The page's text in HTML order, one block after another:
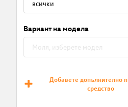
Вариант на модела
Добавете допълнително
средство